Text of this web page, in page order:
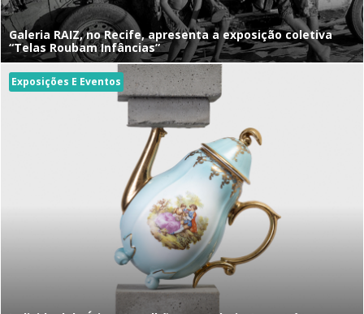
Galeria RAIZ, no Recife, apresenta a exposição coletiva
“Telas Roubam Infâncias”
Exposições E Eventos